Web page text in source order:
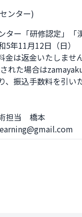
ンター)
ター「研修認定」「
5年11月12日（日）
金は返金いたしま
振込手数料を引い
担当　橋本